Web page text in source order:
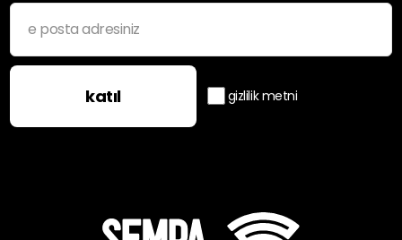
Sempa Pompa ise her türlü endüstriyel uygulama
için yüksek kaliteli ve güvenilir pompalar üreten,
sektörün önde gelen isimlerinden biridir. Uzun
yıllardan beri faaliyet gösteren Sempa Pompa,
Sempa Pompanın sunduğu bazı avantajlar şunlardır.
katıl gizlilik metni